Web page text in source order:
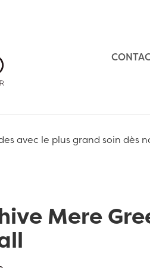
avec le plus grand soin dès
Mere